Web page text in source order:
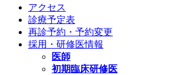
アクセス
診療予定表
再診予約・予約変更
採用・研修医情報
医師
初期臨床研修医